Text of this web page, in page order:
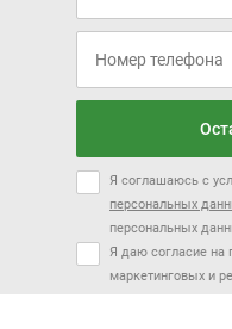
Цена от:
2 308 000 ₽
В кредит от:
PREFACEЯ соглашаюсь с
персональных
персональных
Я даю согласие на
маркетинговых и